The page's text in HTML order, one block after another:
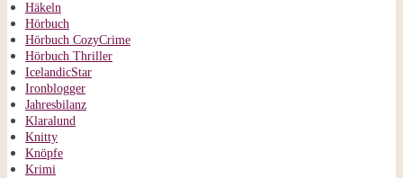
Häkeln
Hörbuch
Hörbuch CozyCrime
Hörbuch Thriller
IcelandicStar
Ironblogger
Jahresbilanz
Klaralund
Knitty
Knöpfe
Krimi